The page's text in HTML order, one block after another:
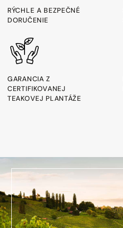
RÝCHLE A BEZPEČNÉ
DORUČENIE
GARANCIA Z
CERTIFIKOVANEJ
TEAKOVEJ PLANTÁŽE